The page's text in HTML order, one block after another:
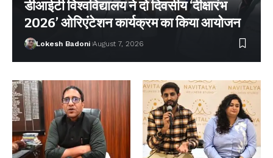
डीआईटी विश्वविद्यालय ने दो दिवसीय ‘दीक्षारंभ
2026’ ओरिएंटेशन कार्यक्रम का किया आयोजन
Lokesh Badoni August 7, 2026